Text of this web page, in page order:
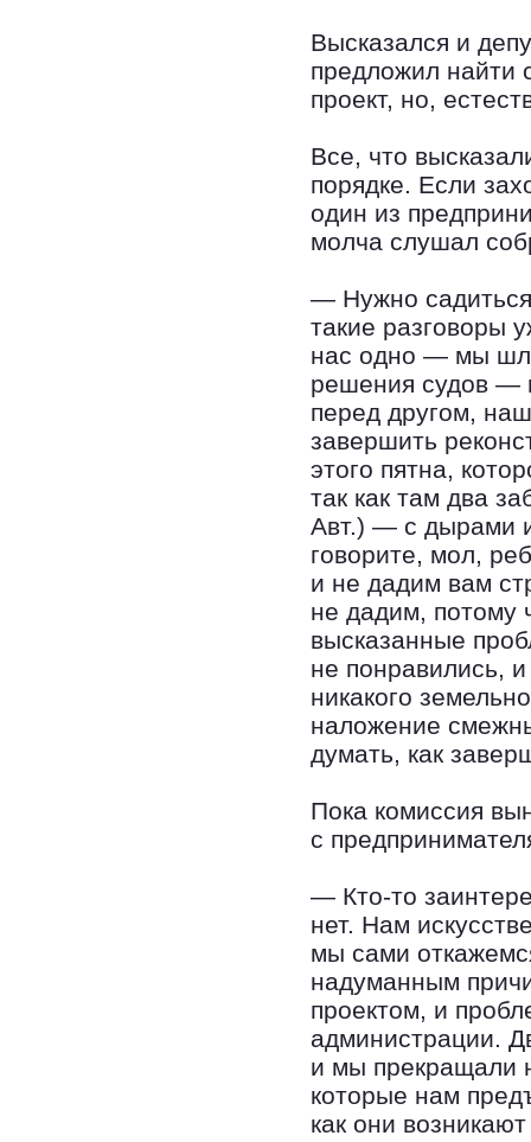
Высказался и
предложил найти
проект, но,
Все, что
порядке. Если
один из
молча слушал
— Нужно
такие разговоры
нас одно — мы
решения судов —
перед другом,
завершить
этого пятна,
так как там два
Авт.) — с дырами
говорите, мол,
и не дадим вам
не дадим, потому
высказанные
не понравились,
никакого
наложение
думать, как
Пока комиссия
с
— Кто-то
нет. Нам
мы сами
надуманным
проектом, и
администрации.
и мы прекращали
которые нам
как они